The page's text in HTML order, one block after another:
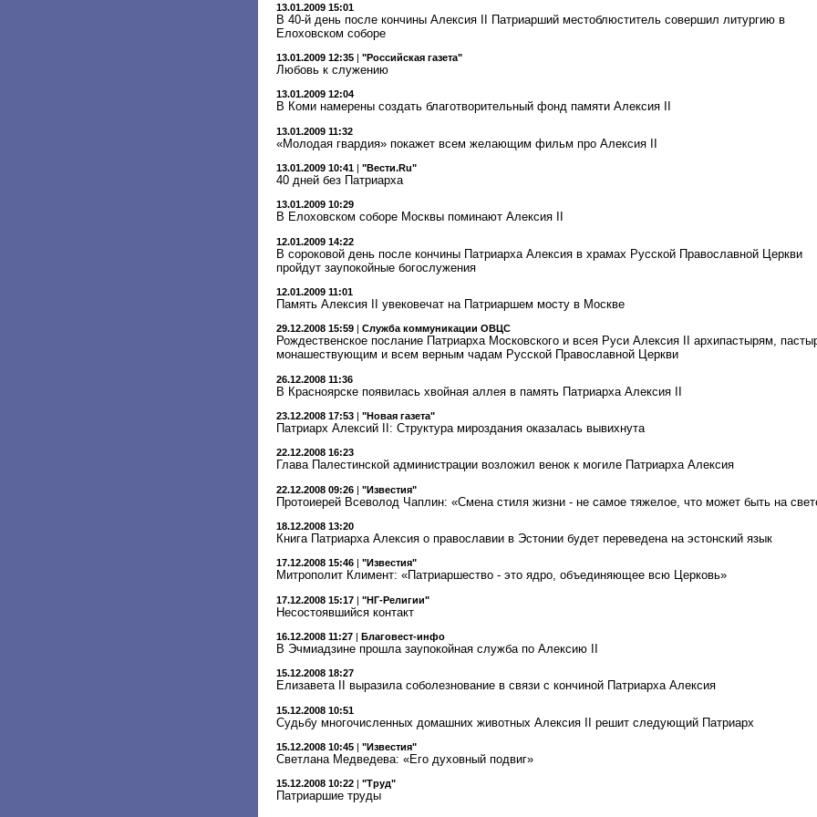
13.01.2009 15:01
В 40-й день после кончины Алексия II Патриарший местоблюститель совершил литургию в
Елоховском соборе
13.01.2009 12:35 | "Российская газета"
Любовь к служению
13.01.2009 12:04
В Коми намерены создать благотворительный фонд памяти Алексия II
13.01.2009 11:32
«Молодая гвардия» покажет всем желающим фильм про Алексия II
13.01.2009 10:41 | "Вести.Ru"
40 дней без Патриарха
13.01.2009 10:29
В Елоховском соборе Москвы поминают Алексия II
12.01.2009 14:22
В сороковой день после кончины Патриарха Алексия в храмах Русской Православной Церкви
пройдут заупокойные богослужения
12.01.2009 11:01
Память Алексия II увековечат на Патриаршем мосту в Москве
29.12.2008 15:59 Служба коммуникации ОВЦС
Рождественское послание Патриарха Московского и всея Руси Алексия II архипастырям,
монашествующим и всем верным чадам Русской Православной Церкви
26.12.2008 11:36
В Красноярске появилась хвойная аллея в память Патриарха Алексия II
23.12.2008 17:53 | "Новая газета"
Патриарх Алексий II: Структура мироздания оказалась вывихнута
22.12.2008 16:23
Глава Палестинской администрации возложил венок к могиле Патриарха Алексия
22.12.2008 09:26 | "Известия"
Протоиерей Всеволод Чаплин: «Смена стиля жизни - не самое тяжелое, что может быть на
18.12.2008 13:20
Книга Патриарха Алексия о православии в Эстонии будет переведена на эстонский язык
17.12.2008 15:46 "Известия"
Митрополит Климент: «Патриаршество - это ядро, объединяющее всю Церковь»
17.12.2008 15:17 | "НГ-Религии"
Несостоявшийся контакт
16.12.2008 11:27 | Благовест-инфо
В Эчмиадзине прошла заупокойная служба по Алексию II
15.12.2008 18:27
Елизавета II выразила соболезнование в связи с кончиной Патриарха Алексия
15.12.2008 10:51
Судьбу многочисленных домашних животных Алексия II решит следующий Патриарх
15.12.2008 10:45 | "Известия"
Светлана Медведева: «Его духовный подвиг»
15.12.2008 10:22 "Труд"
Патриаршие труды